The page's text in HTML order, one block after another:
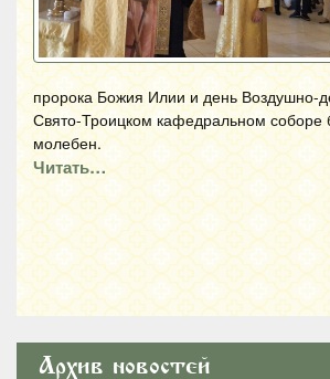
пророка Божия Илии и день Воздушно-
Свято-Троицком кафедральном соборе
молебен.
Читать…
Архив новостей